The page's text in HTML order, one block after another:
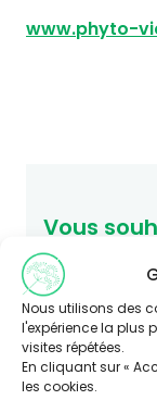
Nous utilisons des
l'expérience la plus
visites répétées.
En cliquant sur «
les cookies.
www.phyto-
Vous
cette
Consultez le
pour agir en
Santé-
agir-ese.org